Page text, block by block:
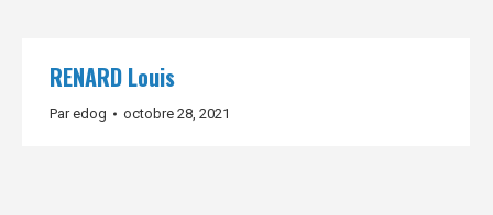
RENARD Louis
Paredog octobre 28, 2021